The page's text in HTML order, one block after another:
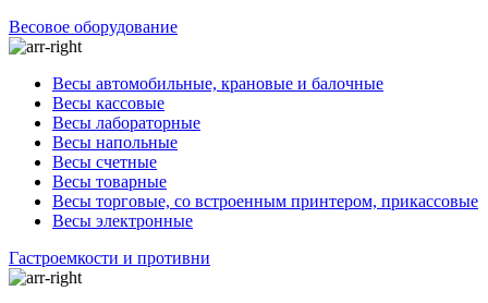
Весовое оборудование
Весы автомобильные, крановые и балочные
Весы кассовые
Весы лабораторные
Весы напольные
Весы счетные
Весы товарные
Весы торговые, со встроенным принтером, прикассовые
Весы электронные
Гастроемкости и противни